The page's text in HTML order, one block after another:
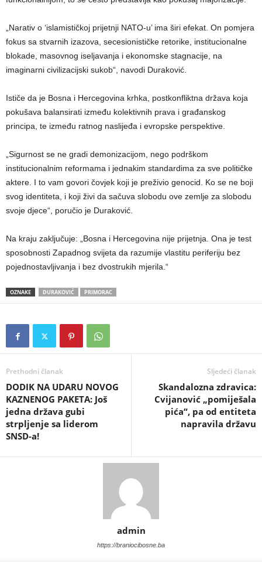
„Narativ o ‘islamističkoj prijetnji NATO-u’ ima širi efekat. On pomjera
fokus sa stvarnih izazova, secesionističke retorike, institucionalne
blokade, masovnog iseljavanja i ekonomske stagnacije, na
imaginarni civilizacijski sukob“, navodi Duraković.
Ističe da je Bosna i Hercegovina krhka, postkonfliktna država koja
pokušava balansirati između kolektivnih prava i građanskog
principa, te između ratnog naslijeđa i evropske perspektive.
„Sigurnost se ne gradi demonizacijom, nego podrškom
institucionalnim reformama i jednakim standardima za sve političke
aktere. I to vam govori čovjek koji je preživio genocid. Ko se ne boji
svog identiteta, i koji živi da sačuva slobodu ove zemlje za slobodu
svoje djece“, poručio je Duraković.
Na kraju zaključuje: „Bosna i Hercegovina nije prijetnja. Ona je test
sposobnosti Zapadnog svijeta da razumije vlastitu periferiju bez
pojednostavljivanja i bez dvostrukih mjerila.“
OZNAKE DURAKOVIĆ PRIMORAC
Prethodni članak
​DODIK NA UDARU NOVOG
KAZNENOG PAKETA: Još
jedna država gubi
strpljenje sa liderom
SNSD-a!
Sljedeći članak
Skandalozna zdravica:
Cvijanović „pomiješala
pića“, pa od entiteta
napravila državu
admin
https://braniocibosne.ba